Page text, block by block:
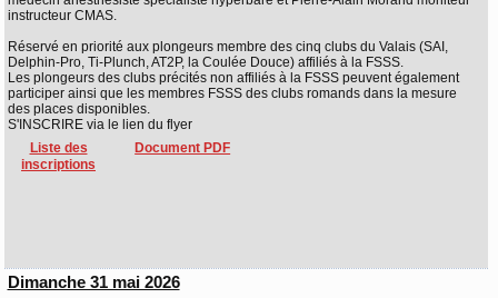
instructeur CMAS.
Réservé en priorité aux plongeurs membre des cinq clubs du Valais (SAI,
Delphin-Pro, Ti-Plunch, AT2P, la Coulée Douce) affiliés à la FSSS.
Les plongeurs des clubs précités non affiliés à la FSSS peuvent également
participer ainsi que les membres FSSS des clubs romands dans la mesure
des places disponibles.
S'INSCRIRE via le lien du flyer
Liste des
inscriptions
Document PDF
Dimanche 31 mai 2026